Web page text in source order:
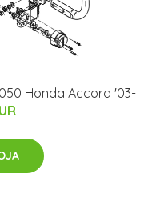
Honda Accord '03-